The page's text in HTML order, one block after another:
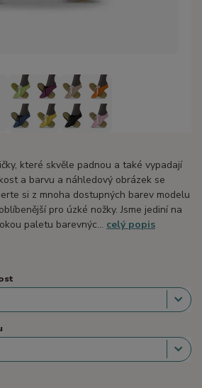
které skvěle padnou a také vypadají
a barvu a náhledový obrázek se
si z mnoha dostupných barev modelu
pro úzké nožky. Jsme jediní na
paletu barevnýc... celý popis